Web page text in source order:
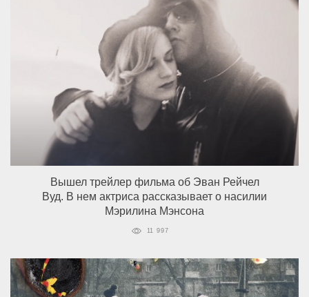
Вышел трейлер фильма об Эван Рейчел
Вуд. В нем актриса рассказывает о насилии
Мэрилина Мэнсона
11 997